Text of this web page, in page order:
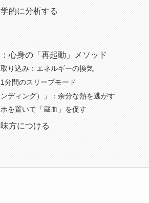
的に分析する
心身の「再起動」メソッド
り込み：エネルギーの換気
間のスリープモード
ディング）」：余分な熱を逃がす
を置いて「蔵血」を促す
方につける